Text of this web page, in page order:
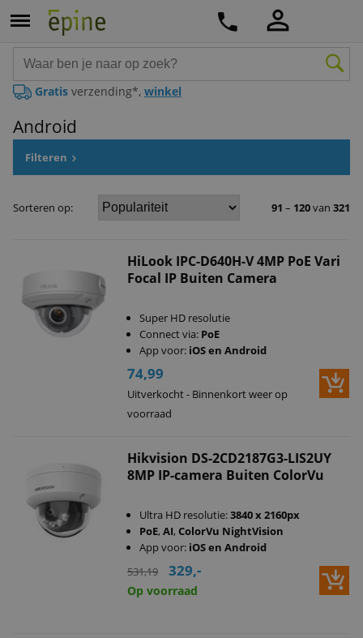
Gratis verzending*, winkel
Android
Filteren
Sorteren op: 91 – 120van 321
HiLook IPC-D640H-V 4MP PoE Vari
Focal IP Buiten Camera
Super HD resolutie
Connect via: PoE
App voor: iOS en Android
74,99
Uitverkocht - Binnenkort weer op
voorraad
Hikvision DS-2CD2187G3-LIS2UY
8MP IP-camera Buiten ColorVu
Ultra HD resolutie:3840 x 2160px
PoE, AI, ColorVu NightVision
App voor: iOS en Android
531,19
329,-
Op voorraad